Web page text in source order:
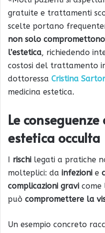
gratuite e trattamenti
scelte portano
non solo
l’estetica, richiedendo
costosi del trattamento
dottoressa Cristina
medicina estetica.
Le
estetica occulta
rischi legati a pratiche
molteplici: da infezioni e
complicazioni gravi come
può compromettere la
Un esempio concreto